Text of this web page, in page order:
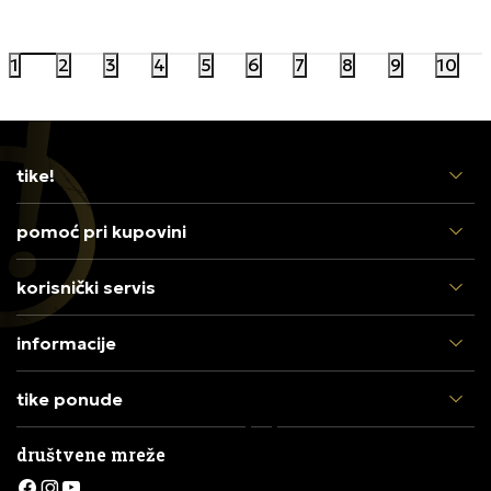
1 2 3 4 5 6 7 8 9 10
tike!
pomoć pri kupovini
korisnički servis
informacije
tike ponude
društvene mreže